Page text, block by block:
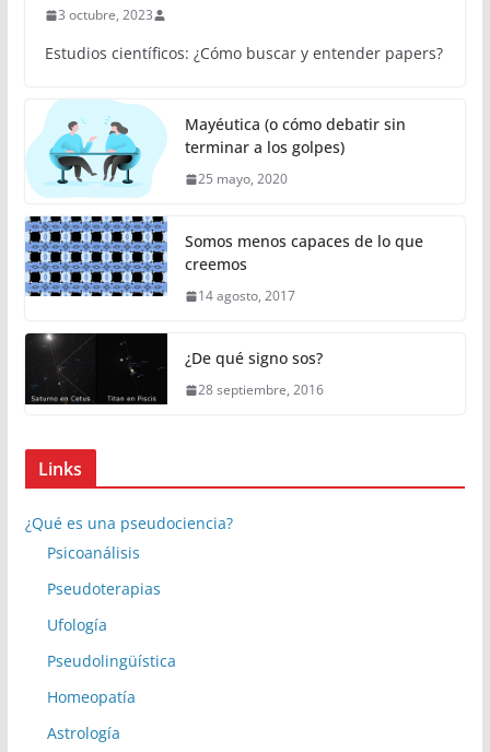
3 octubre, 2023
Estudios científicos: ¿Cómo buscar y entender papers?
Mayéutica (o cómo debatir sin
terminar a los golpes)
25 mayo, 2020
Somos menos capaces de lo que
creemos
14 agosto, 2017
¿De qué signo sos?
28 septiembre, 2016
Links
¿Qué es una pseudociencia?
Psicoanálisis
Pseudoterapias
Ufología
Pseudolingüística
Homeopatía
Astrología